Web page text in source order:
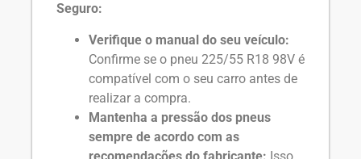
Seguro:
Verifique o manual do seu veículo:
Confirme se o pneu 225/55 R18 98V é
compatível com o seu carro antes de
realizar a compra.
Mantenha a pressão dos pneus
sempre de acordo com as